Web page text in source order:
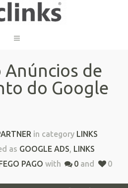
Anúncios de
do Google
in category LINKS
as GOOGLE ADS, LINKS
PAGO with 0 and 0